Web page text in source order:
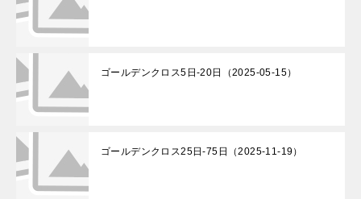
ゴールデンクロス5日-20日（2025-05-15）
ゴールデンクロス25日-75日（2025-11-19）